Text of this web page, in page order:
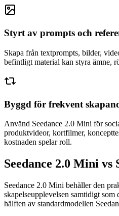
Styrt av prompts och
Skapa från textprompts, bilder,
befintligt material kan styra ämne,
Byggd för frekvent
Använd Seedance 2.0 Mini för
produktvideor, kortfilmer,
kostnaden spelar roll.
Seedance 2.0 Mini vs
Seedance 2.0 Mini behåller den
skapelseupplevelsen samtidigt
hälften av standardmodellen